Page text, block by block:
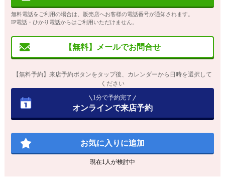
無料電話をご利用の場合は、販売店へお客様の電話番号が通知されます。
IP電話・ひかり電話からはご利用いただけません。
【無料】メールでお問合せ
【無料予約】来店予約ボタンをタップ後、カレンダーから日時を選択して
ください
1分で予約完了
オンラインで来店予約
お気に入りに追加
現在1人が検討中